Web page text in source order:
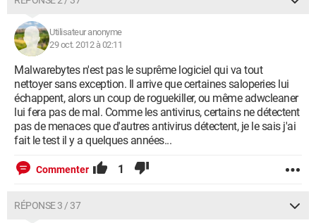
Stats\{75EBB0AA-4214-4CB4-90EC-E3E07ECD04F7}
(PUP.FunMoods) -> Aucune action effectuée.
HKCR\CLSID\{965B9DBE-B104-44AC-950A-8A5F97AFF439}
(PUP.Funmoods) -> Aucune action effectuée.
HKCR\CLSID\{A4C272EC-ED9E-4ACE-A6F2-9558C7F29EF3}
(PUP.Funmoods) -> Aucune action effectuée.
HKCU\SOFTWARE\Microsoft\Windows\CurrentVersion\Ext\
Settings\{A4C272EC-ED9E-4ACE-A6F2-9558C7F29EF3}
(PUP.Funmoods) -> Aucune action effectuée.
HKCR\CLSID\{A9DB719C-7156-415E-B49D-BAD039DE4F13}
(PUP.Funmoods) -> Aucune action effectuée.
HKCR\funmoodsApp.appCore.1 (PUP.Funmoods) -> Aucune
action effectuée.
action effectuée.
Utilisateur anonyme
29 oct. 2012 à 02:11
Malwarebytes n'est pas le suprême logiciel qui va tout
nettoyer sans exception. Il arrive que certaines saloperies lui
échappent, alors un coup de roguekiller, ou même adwcleaner
lui fera pas de mal. Comme les antivirus, certains ne détectent
pas de menaces que d'autres antivirus détectent, je le sais j'ai
fait le test il y a quelques années...
Commenter 1
RÉPONSE 3 / 37